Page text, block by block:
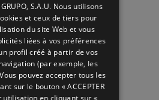
White
ENGLISH
FRENCH
GERMAN
S.A.U. Nous utilisons
et ceux de tiers pour
du site Web et vous
liées à vos préférences
profil créé à partir de vos
(par exemple, les
pouvez accepter tous les
sur le bouton « ACCEPTER
utilisation en cliquant sur «